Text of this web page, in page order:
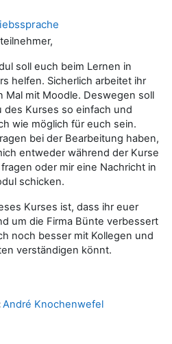
soll euch beim Lernen in
helfen. Sicherlich arbeitet ihr
Mal mit Moodle. Deswegen soll
des Kurses so einfach und
wie möglich für euch sein.
bei der Bearbeitung haben,
entweder während der Kurse
oder mir eine Nachricht in
schicken.
Kurses ist, dass ihr euer
um die Firma Bünte verbessert
noch besser mit Kollegen und
verständigen könnt.
André Knochenwefel